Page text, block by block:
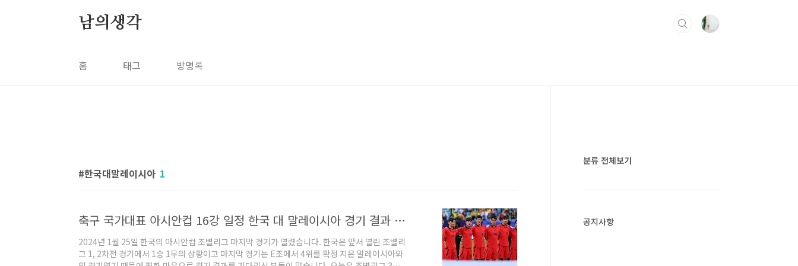
남의생각
홈 태그 방명록
한국대말레이시아 1
축구 국가대표 아시안컵 16강 일정 한국 대 말레이시아 경기 결과 축구 대진 국가
2024년 1월 25일 한국의 아시안컵 조별리그 마지막 경기가 열렸습니다. 한국은 앞서 열린 조별리
그 1, 2차전 경기에서 1승 1무의 상황이고 마지막 경기는 E조에서 4위를 확정 지은 말레이시아와
분류 전체보기
공지사항